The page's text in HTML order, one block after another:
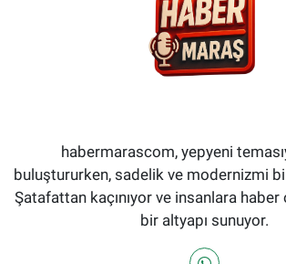
habermarascom, yepyeni
buluştururken, sadelik ve modernizmi
Şatafattan kaçınıyor ve insanlara
bir altyapı sunuyor.